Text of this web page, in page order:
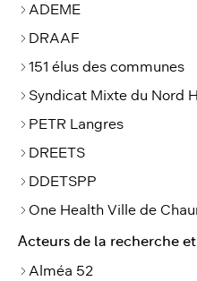
ADEME
DRAAF
151 élus des communes
Syndicat Mixte du Nord
PETR Langres
DREETS
DDETSPP
One Health Ville de
Acteurs de la recherche
Alméa 52